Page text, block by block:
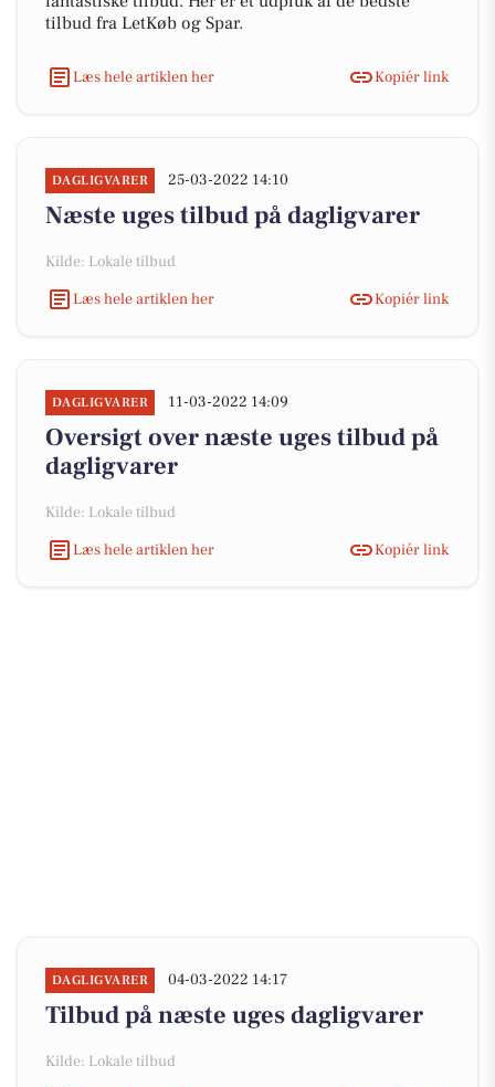
tilbud fra LetKøb og Spar.
Læs hele artiklen her Kopiér link
DAGLIGVARER 25-03-2022 14:10
Næste uges tilbud på dagligvarer
Kilde: Lokale tilbud
Læs hele artiklen her
Kopiér link
DAGLIGVARER 11-03-2022 14:09
Oversigt over næste uges tilbud på
dagligvarer
Kilde: Lokale tilbud
Læs hele artiklen her
Kopiér link
DAGLIGVARER 04-03-2022 14:17
Tilbud på næste uges dagligvarer
Kilde: Lokale tilbud